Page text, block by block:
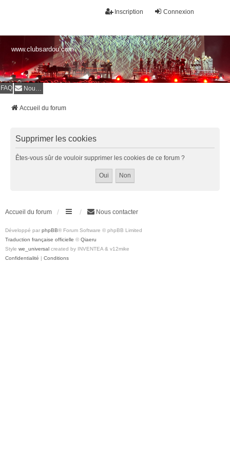
Connexion
Inscription
www.clubsardou.com
FAQ Nous contacter
Accueil du forum
Supprimer les cookies
Êtes-vous sûr de vouloir supprimer les cookies de ce forum ?
Accueil du forum Nous contacter
Développé par phpBB® Forum Software © phpBB Limited
Traduction française officielle © Qiaeru
Style we_universal created by INVENTEA & v12mike
Confidentialité | Conditions